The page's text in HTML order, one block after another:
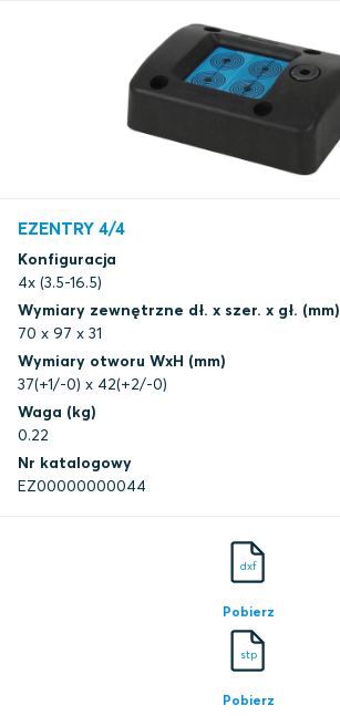
EZENTRY 4/4
Konfiguracja
4x (3.5-16.5)
Wymiary zewnętrzne dł. x szer. x gł. (mm)
70 x 97 x 31
Wymiary otworu WxH (mm)
37(+1/-0) x 42(+2/-0)
Waga (kg)
0.22
Nr katalogowy
EZ00000000044
dxf
Pobierz
stp
Pobierz